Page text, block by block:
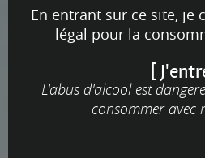
En entrant sur ce site, je
légal pour la
[
L'abus d'alcool est
consommer avec